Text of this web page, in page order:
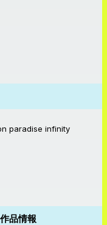
paradise infinity
品情報